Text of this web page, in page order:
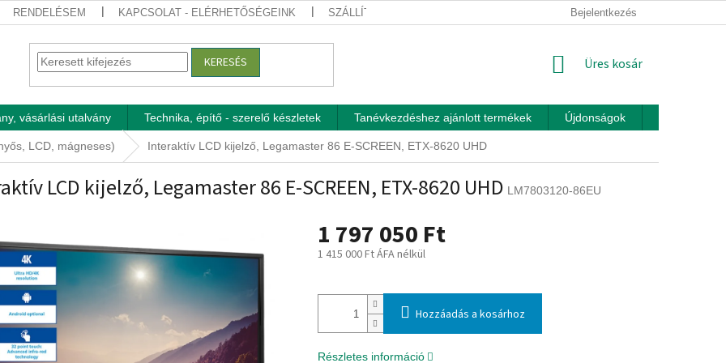
RENDELÉSEM KAPCSOLAT - ELÉRHETŐSÉGEINK SZÁLLÍTÁSI FELTÉTELEK ÜZLETI FELTÉTELEK (ÁSZF)
Bejelentkezés
KERESÉS KOSÁR
Üres kosár
vásárlási utalvány Technika, építő - szerelő készletek Tanévkezdéshez ajánlott termékek Újdonságok
LCD, mágneses) Interaktív LCD kijelző, Legamaster 86 E-SCREEN, ETX-8620 UHD
LCD kijelző, Legamaster 86 E-SCREEN, ETX-8620 UHD LM7803120-86EU
1 797 050 Ft
1 415 000 Ft ÁFA nélkül
Hozzáadás a kosárhoz
Részletes információ